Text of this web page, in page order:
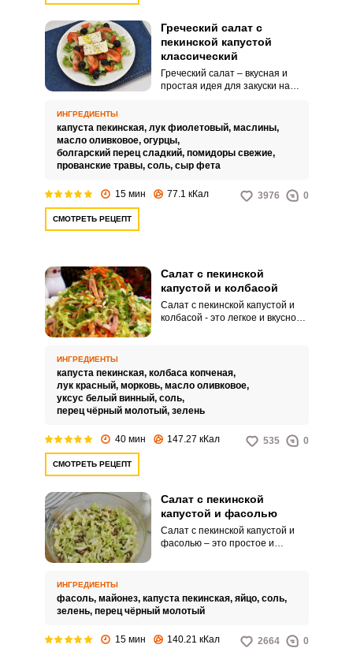
Греческий салат с
пекинской капустой
классический
Греческий салат – вкусная и
простая идея для закуски на
меньшей популярностью
пользуется брынза и фетакса.
ИНГРЕДИЕНТЫ
капуста пекинская, лук фиолетовый, маслины,
масло оливковое, огурцы,
болгарский перец сладкий, помидоры свежие,
прованские травы, соль, сыр фета
15 мин 77.1 кКал 3976 0
СМОТРЕТЬ РЕЦЕПТ
Салат с пекинской
капустой и колбасой
Салат с пекинской капустой и
колбасой - это легкое и вкусное
которые придают салату аромат
и вкус. Салат обычно
приправляется соусом на
основе масла и уксуса, что
придает ему нежный вкус.
ИНГРЕДИЕНТЫ
капуста пекинская, колбаса копченая,
лук красный, морковь, масло оливковое,
уксус белый винный, соль,
перец чёрный молотый, зелень
40 мин 147.27 кКал 535 0
СМОТРЕТЬ РЕЦЕПТ
Салат с пекинской
капустой и фасолью
Салат с пекинской капустой и
фасолью – это простое и
пекинская капуста является
источником клетчатки и
ИНГРЕДИЕНТЫ
фасоль, майонез, капуста пекинская, яйцо, соль,
зелень, перец чёрный молотый
15 мин 140.21 кКал 2664 0